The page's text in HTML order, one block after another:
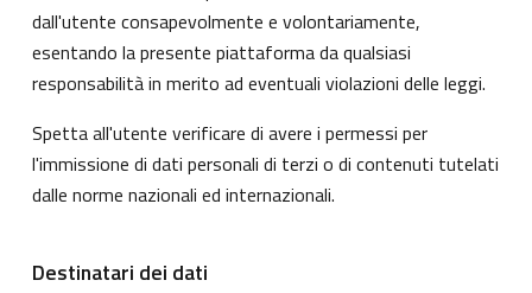
dall'utente consapevolmente e volontariamente,
esentando la presente piattaforma da qualsiasi
responsabilità in merito ad eventuali violazioni delle leggi.
Spetta all'utente verificare di avere i permessi per
l'immissione di dati personali di terzi o di contenuti tutelati
dalle norme nazionali ed internazionali.
Destinatari dei dati